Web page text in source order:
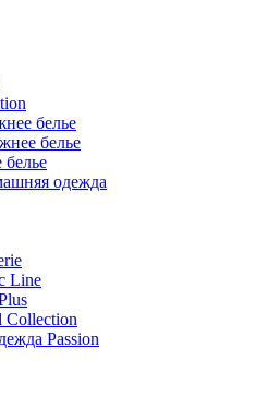
белье
белье
белье
одежда
Line
Collection
Passion